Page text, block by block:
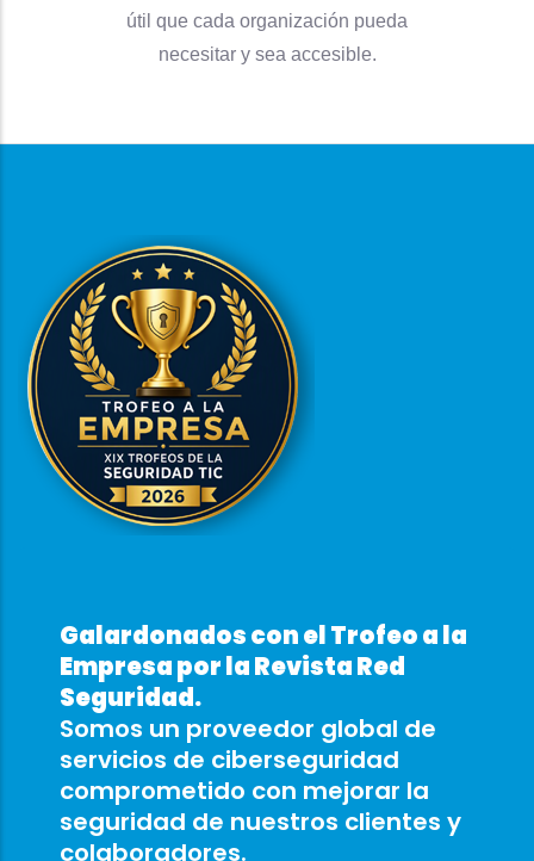
útil que cada organización pueda
necesitar y sea accesible.
Galardonados con el Trofeo a la
Empresa por la Revista Red
Seguridad.
Somos un proveedor global de
servicios de ciberseguridad
comprometido con mejorar la
seguridad de nuestros clientes y
colaboradores.